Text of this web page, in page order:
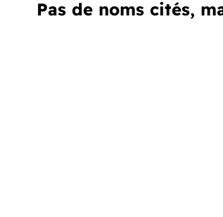
Pas de noms cités,